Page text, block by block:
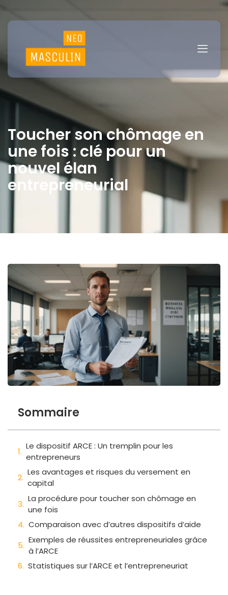
Toucher son chômage en
une fois : clé pour un
nouvel élan
entrepreneurial
Sommaire
Le dispositif ARCE : Un tremplin pour les
entrepreneurs
Les avantages et risques du versement en
capital
La procédure pour toucher son chômage en
une fois
Comparaison avec d’autres dispositifs d’aide
Exemples de réussites entrepreneuriales grâce
à l’ARCE
Statistiques sur l’ARCE et l’entrepreneuriat